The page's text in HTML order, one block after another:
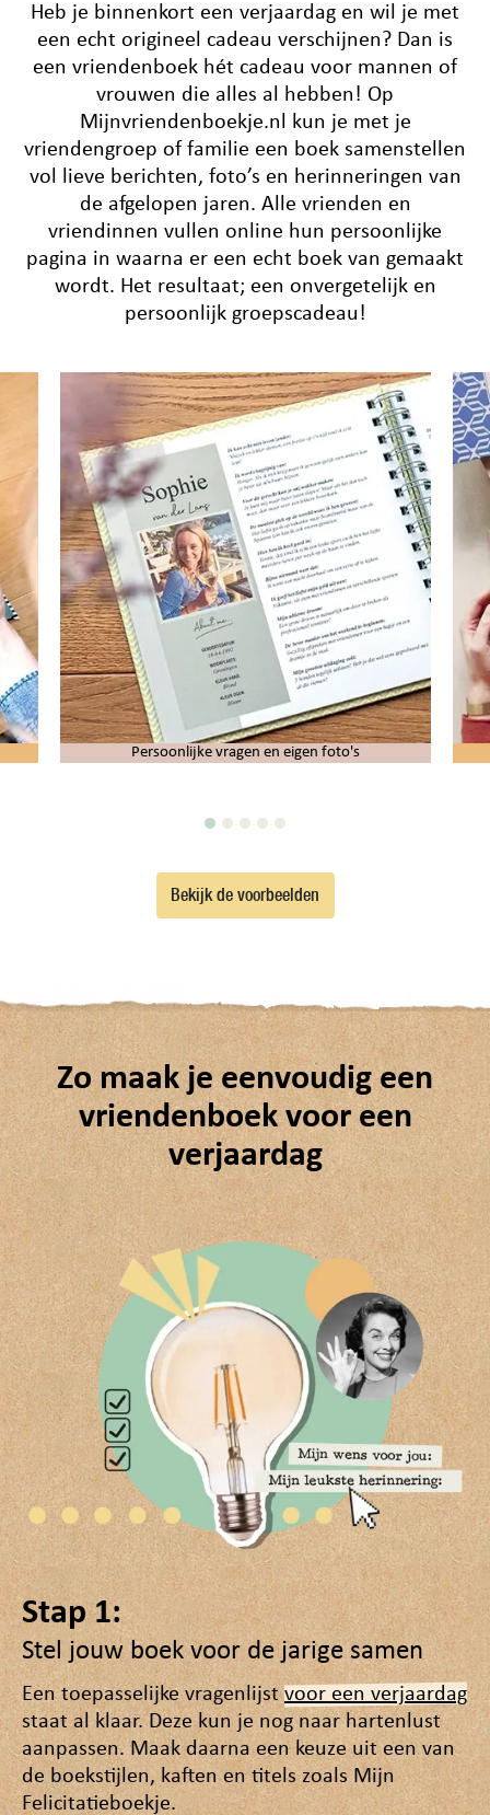
Heb je binnenkort een verjaardag en wil je met
een echt origineel cadeau verschijnen? Dan is
een vriendenboek hét cadeau voor mannen of
vrouwen die alles al hebben! Op
Mijnvriendenboekje.nl kun je met je
vriendengroep of familie een boek samenstellen
vol lieve berichten, foto’s en herinneringen van
de afgelopen jaren. Alle vrienden en
vriendinnen vullen online hun persoonlijke
pagina in waarna er een echt boek van gemaakt
wordt. Het resultaat; een onvergetelijk en
persoonlijk groepscadeau!
Persoonlijke vragen en eigen foto's
Bekijk de voorbeelden
Zo maak je eenvoudig een
vriendenboek voor een
verjaardag
Stap 1:
Stel jouw boek voor de jarige samen
Een toepasselijke vragenlijstvoor een verjaardag
staat al klaar. Deze kun je nog naar hartenlust
aanpassen. Maak daarna een keuze uit een van
de boekstijlen, kaften en titels zoals Mijn
Felicitatieboekje.